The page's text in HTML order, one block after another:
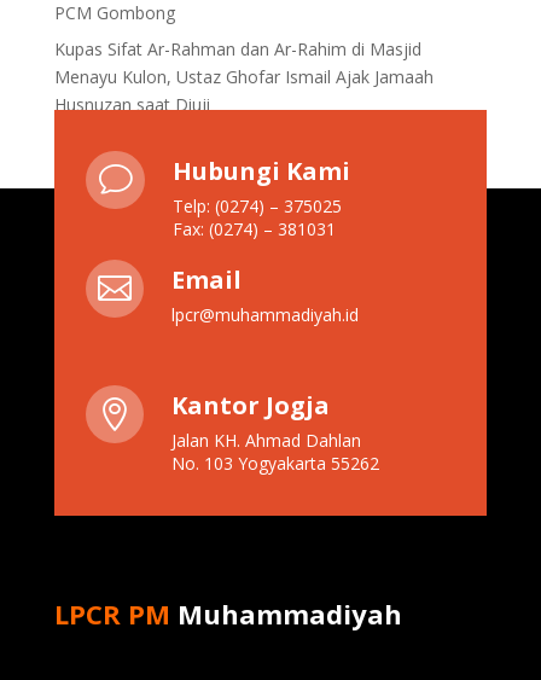
PCM Gombong
Kupas Sifat Ar-Rahman dan Ar-Rahim di Masjid
Menayu Kulon, Ustaz Ghofar Ismail Ajak Jamaah
Husnuzan saat Diuji
v Hubungi Kami
Telp: (0274) – 375025
Fax: (0274) – 381031
 Email
lpcr@muhammadiyah.id
 Kantor Jogja
Jalan KH. Ahmad Dahlan
No. 103 Yogyakarta 55262
LPCR PM Muhammadiyah